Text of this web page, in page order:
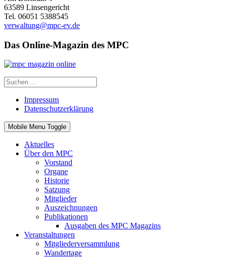
63589 Linsengericht
Tel. 06051 5388545
verwaltung@mpc-ev.de
Das Online-Magazin des MPC
Impressum
Datenschutzerklärung
Mobile Menu Toggle
Aktuelles
Über den MPC
Vorstand
Organe
Historie
Satzung
Mitglieder
Auszeichnungen
Publikationen
Ausgaben des MPC Magazins
Veranstaltungen
Mitgliederversammlung
Wandertage